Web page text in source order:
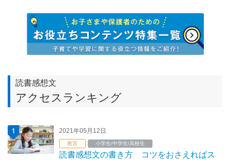
読書感想文
アクセスランキング
2021年05月12日
教育 小学生/中学生/高校生
読書感想文の書き方 コツをおさえればス